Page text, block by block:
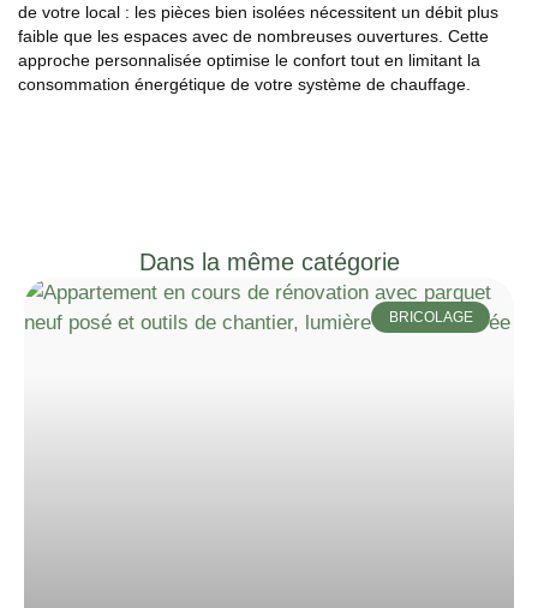
de votre local : les pièces bien isolées nécessitent un débit plus
faible que les espaces avec de nombreuses ouvertures. Cette
approche personnalisée optimise le confort tout en limitant la
consommation énergétique de votre système de chauffage.
Dans la même catégorie
BRICOLAGE